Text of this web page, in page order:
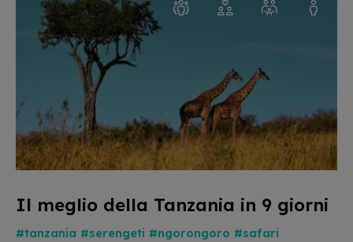
Il meglio della Tanzania in 9 giorni
#tanzania #serengeti #ngorongoro #safari